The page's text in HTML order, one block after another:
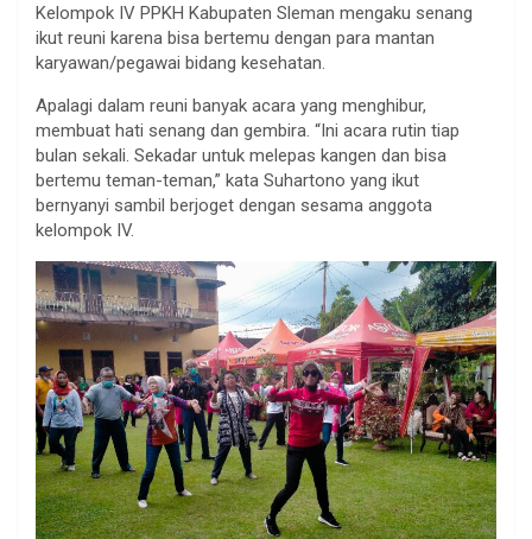
Kelompok IV PPKH Kabupaten Sleman mengaku senang
ikut reuni karena bisa bertemu dengan para mantan
karyawan/pegawai bidang kesehatan.
Apalagi dalam reuni banyak acara yang menghibur,
membuat hati senang dan gembira. “Ini acara rutin tiap
bulan sekali. Sekadar untuk melepas kangen dan bisa
bertemu teman-teman,” kata Suhartono yang ikut
bernyanyi sambil berjoget dengan sesama anggota
kelompok IV.